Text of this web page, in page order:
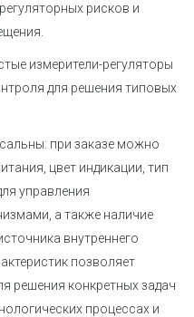
рисков и
измерители-регуляторы
для решения типовых
при заказе можно
цвет индикации, тип
управления
а также наличие
внутреннего
позволяет
решения конкретных задач
процессах и